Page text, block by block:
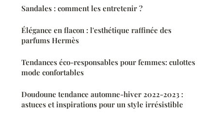
Sandales : comment les entretenir ?
Élégance en flacon : l'esthétique raffinée des
parfums Hermès
Tendances éco-responsables pour femmes: culottes
mode confortables
Doudoune tendance automne-hiver 2022-2023 :
astuces et inspirations pour un style irrésistible